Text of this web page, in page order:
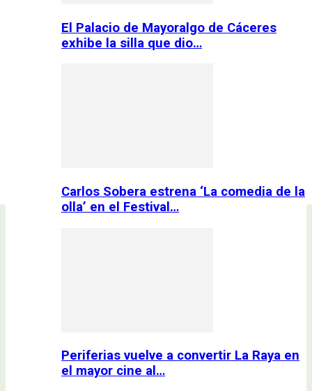
El Palacio de Mayoralgo de Cáceres
exhibe la silla que dio…
Carlos Sobera estrena ‘La comedia de la
olla’ en el Festival…
Periferias vuelve a convertir La Raya en
el mayor cine al…